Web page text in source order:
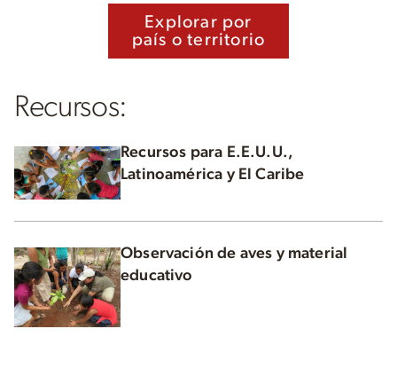
Explorar por
país o territorio
Recursos:
Recursos para E.E.U.U.,
Latinoamérica y El Caribe
Observación de aves y material
educativo